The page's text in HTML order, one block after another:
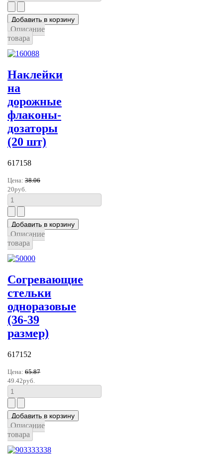
Описание
товара
Наклейки
на
дорожные
флаконы-
дозаторы
(20 шт)
617158
Цена: 38.06
20руб.
Описание
товара
Согревающие
стельки
одноразовые
(36-39
размер)
617152
Цена: 65.87
49.42руб.
Описание
товара